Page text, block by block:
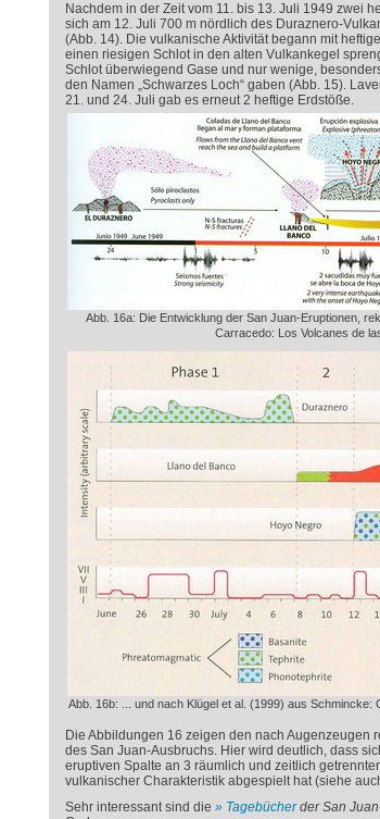
Nachdem in der Zeit vom 11. bis 13. Juli 1949 zwei
sich am 12. Juli 700 m nördlich des Duraznero-
(Abb. 14). Die vulkanische Aktivität begann mit
einen riesigen Schlot in den alten Vulkankegel
Schlot überwiegend Gase und nur wenige,
den Namen „Schwarzes Loch“ gaben (Abb. 15).
21. und 24. Juli gab es erneut 2 heftige Erdstöße.
Abb. 16a: Die Entwicklung der San Juan-Eruptionen,
Carracedo: Los Volcanes de
Abb. 16b: ... und nach Klügel et al. (1999) aus
Die Abbildungen 16 zeigen den nach Augenzeugen
des San Juan-Ausbruchs. Hier wird deutlich, dass
eruptiven Spalte an 3 räumlich und zeitlich
vulkanischer Charakteristik abgespielt hat (siehe
Sehr interessant sind die
Tagebücherder San